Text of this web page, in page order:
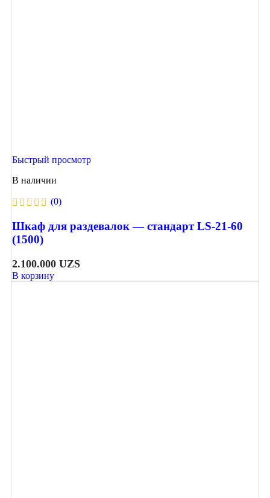
Быстрый просмотр
В наличии
(0)
Шкаф для раздевалок — стандарт LS-21-60
(1500)
2.100.000 UZS
В корзину